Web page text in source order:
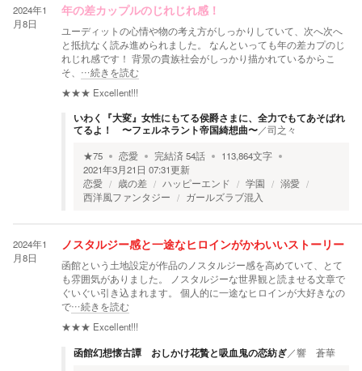
2024年1
月8日
年の差カップルのじれじれ感！
ユーディットの心情や物の考え方がしっかりしていて、次へ次へ
と抵抗なく読み進められました。 なんといっても年の差カプのじ
れじれ感です！ 背景の貴族社会がしっかり描かれているからこ
そ、 …続きを読む
★★★ Excellent!!!
いわく『大変』女性にもてる侯爵さまに、全力でもてあそばれ
てるよ！ 〜フェルネラント帝国綺想曲〜／司之々
★75 恋愛 完結済54話 113,864文字
2021年3月21日 07:31更新
恋愛
歳の差 ハッピーエンド 学園
溺愛
西洋風ファンタジー
ガールズラブ混入
2024年1
月8日
ノスタルジー感と一途なヒロインがかわいいストーリー
函館という土地設定が作品のノスタルジー感を高めていて、とて
も雰囲気がありました。 ノスタルジーな世界観と読ませる文章で
ぐいぐい引き込まれます。 個人的に一途なヒロインが大好きなの
で…続きを読む
★★★ Excellent!!!
函館幻想懐古譚 おしかけ花贄と吸血鬼の恋紡ぎ／響 蒼華